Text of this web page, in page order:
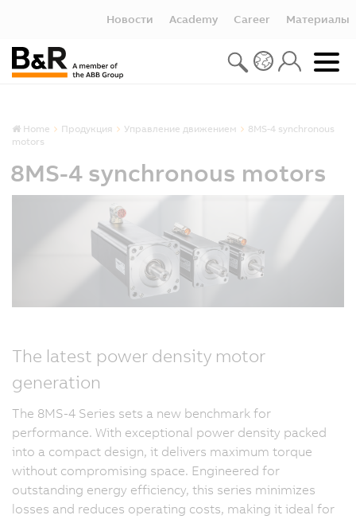
Новости Academy Career Материалы
Home Продукция Управление движением
8MS-4 synchronous
motors
8MS-4 synchronous motors
The latest power density motor
generation
The 8MS-4 Series sets a new benchmark for
performance. With exceptional power density packed
into a compact design, it delivers maximum torque
without compromising space. Engineered for
outstanding energy efficiency, this series minimizes
losses and reduces operating costs, making it ideal for